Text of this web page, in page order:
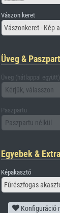
Vászon keret
Vászonkeret - Kép
Üveg &
Üveg (hátlappal együtt)
Kérjük, válasszon
Paszpartu
Paszpartu nélkül
Egyebek &
Képakasztó
Fűrészfogas
Konfiguráció